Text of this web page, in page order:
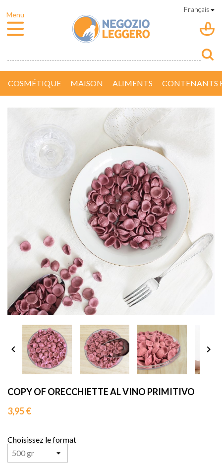
COSMÉTIQUE MAISON ALIMENTS CONTENANTS
 
COPY OF ORECCHIETTE AL VINO PRIMITIVO
3,95 €
Choisissez le format